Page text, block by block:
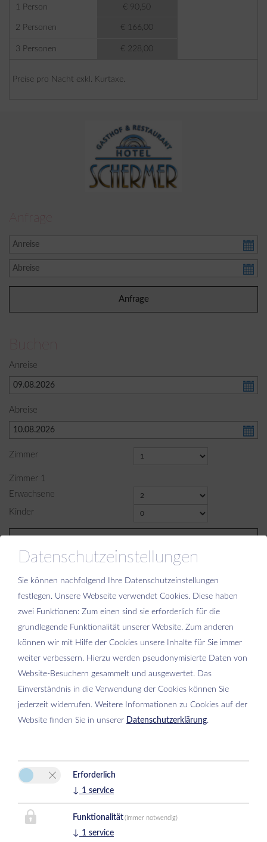
1 Person
2 Personen
3 Personen
€ 90,50
€ 166,00
€ 228,00
Preise pro Nacht exkl. Kurtaxe.
Anfrage
Buchen
Anreise
Abreise
Zimmer
Zimmer 1
Erwachsene
Kinder
Bitte aktivieren Sie in den Cookie Einstellungen die Option
"Funktionalität" für die korrekte Map-Darstellung
Cookie Einstellungen
Hotel Schermer
Kurstraße 8
6323 Bad Häring
Datenschutzeinstellungen
Sie können nachfolgend Ihre Datenschutzeinstellungen
festlegen. Unsere Webseite verwendet Cookies. Diese haben
zwei Funktionen: Zum einen sind sie erforderlich für die
grundlegende Funktionalität unserer Website. Zum anderen
können wir mit Hilfe der Cookies unsere Inhalte für Sie immer
weiter verbessern. Hierzu werden pseudonymisierte Daten von
Website-Besuchern gesammelt und ausgewertet. Das
Einverständnis in die Verwendung der Cookies können Sie
jederzeit widerrufen. Weitere Informationen zu Cookies auf der
Website finden Sie in unserer Datenschutzerklärung.
Erforderlich
↓ 1 service
Funktionalität (immer notwendig)
↓ 1 service